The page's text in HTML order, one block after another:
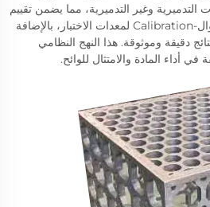
التدميرية وغير التدميرية، مما يضمن تقييم
شامل للمواد. الصيانة الدورية وال-Calibration لمعدات الاختبار، بالإضافة
دقيقة وموثوقة. هذا النهج النظامي
أداء المادة والامتثال للوائح.